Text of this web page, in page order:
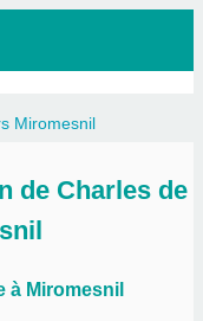
Miromesnil
de Charles de
à Miromesnil